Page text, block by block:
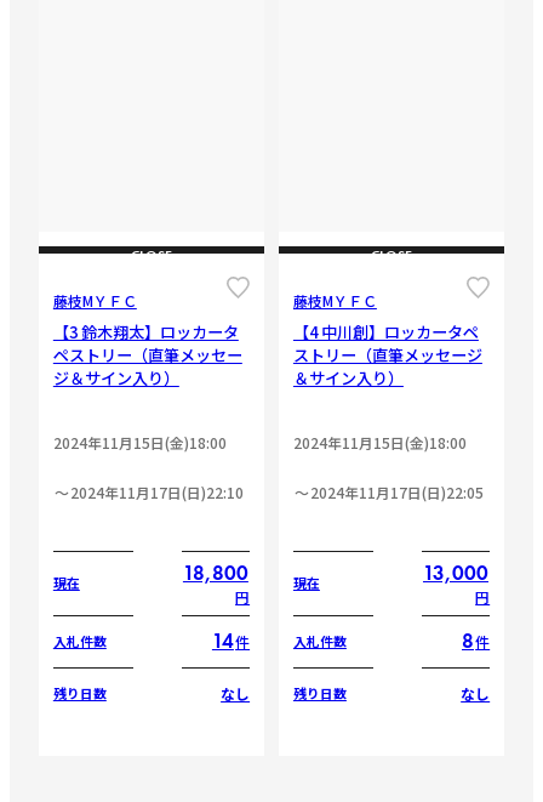
CLOSE
藤枝МＹＦＣ
【3 鈴木翔太】ロッカータ
ペストリー（直筆メッセー
ジ＆サイン入り）
2024年11月15日(金)18:00
2024年11月17日(日)22:10
現在 18,800
円
入札件数 14件
残り日数 なし
CLOSE
藤枝МＹＦＣ
【4 中川創】ロッカータペ
ストリー（直筆メッセージ
＆サイン入り）
2024年11月15日(金)18:00
2024年11月17日(日)22:05
現在 13,000
円
入札件数 8件
残り日数 なし